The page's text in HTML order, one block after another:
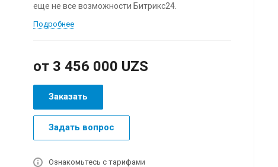
еще не все возможности Битрикс24.
Подробнее
от 3 456 000 UZS
Заказать
Задать вопрос
Ознакомьтесь с тарифами